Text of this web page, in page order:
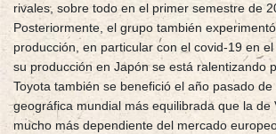
rivales, sobre todo en el primer semestre de
Posteriormente, el grupo también
producción, en particular con el covid-19 en
su producción en Japón se está ralentizando
Toyota también se benefició el año pasado de
geográfica mundial más equilibrada que la de
mucho más dependiente del mercado